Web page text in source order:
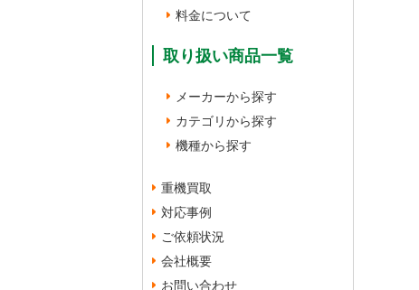
料金について
取り扱い商品一覧
メーカーから探す
カテゴリから探す
機種から探す
重機買取
対応事例
ご依頼状況
会社概要
お問い合わせ